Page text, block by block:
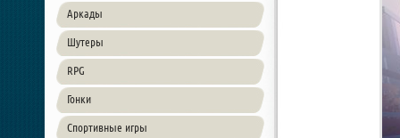
Аркады
Шутеры
RPG
Гонки
Спортивные игры